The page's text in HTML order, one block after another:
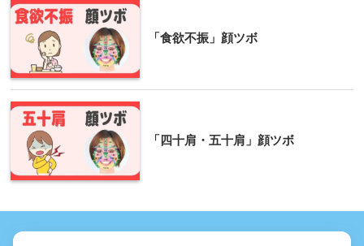
「食欲不振」顔ツボ
「四十肩・五十肩」顔ツボ